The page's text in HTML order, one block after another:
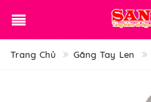
Trang Chủ Găng Tay Len